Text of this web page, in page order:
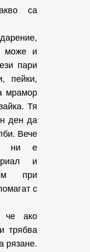
са
може и
пари
пейки,
мрамор
Тя
ден да
Вече
ни е
и
при
с
че ако
трябва
рязане.